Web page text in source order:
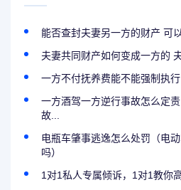
能否查封夫妻另一方的财产 可
夫妻共同财产如何变成一方的
一方不付抚养费能不能强制执行
一方酒驾一方逆行事故怎么定
故...
电瓶车肇事逃逸怎么处罚（电
吗）
1对1私人专属倾诉，1对1教你